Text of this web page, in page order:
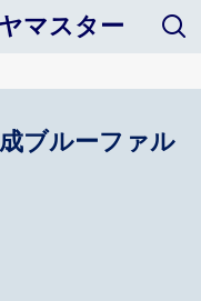
マスター
ブルーファル